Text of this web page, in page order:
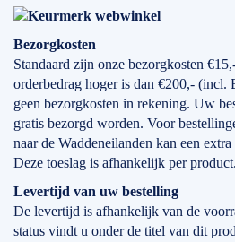
Bezorgkosten
Standaard zijn onze bezorgkosten
orderbedrag hoger is dan €200,-
geen bezorgkosten in rekening. Uw
gratis bezorgd worden. Voor
naar de Waddeneilanden kan een
Deze toeslag is afhankelijk per product.
Levertijd van uw bestelling
De levertijd is afhankelijk van de
status vindt u onder de titel van dit